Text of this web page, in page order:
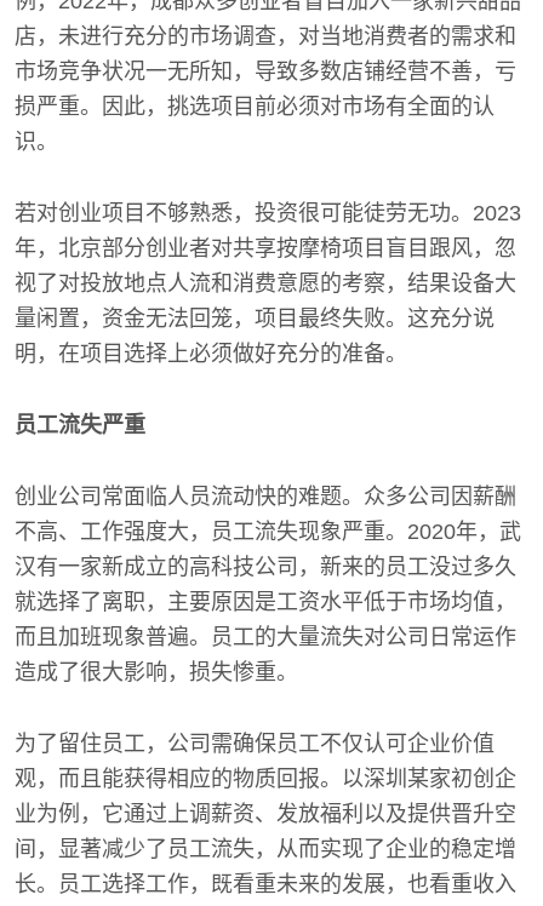
店，未进行充分的市场调查，对当地消费者的需求和
市场竞争状况一无所知，导致多数店铺经营不善，亏
损严重。因此，挑选项目前必须对市场有全面的认
识。
若对创业项目不够熟悉，投资很可能徒劳无功。2023
年，北京部分创业者对共享按摩椅项目盲目跟风，忽
视了对投放地点人流和消费意愿的考察，结果设备大
量闲置，资金无法回笼，项目最终失败。这充分说
明，在项目选择上必须做好充分的准备。
员工流失严重
创业公司常面临人员流动快的难题。众多公司因薪酬
不高、工作强度大，员工流失现象严重。2020年，武
汉有一家新成立的高科技公司，新来的员工没过多久
就选择了离职，主要原因是工资水平低于市场均值，
而且加班现象普遍。员工的大量流失对公司日常运作
造成了很大影响，损失惨重。
为了留住员工，公司需确保员工不仅认可企业价值
观，而且能获得相应的物质回报。以深圳某家初创企
业为例，它通过上调薪资、发放福利以及提供晋升空
间，显著减少了员工流失，从而实现了企业的稳定增
长。员工选择工作，既看重未来的发展，也看重收入